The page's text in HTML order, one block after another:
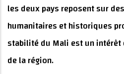
les deux pays reposent sur
humanitaires et historiques
stabilité du Mali est un intérêt
de la région.